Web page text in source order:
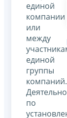
единой
компании
или
между
единой
группы
компаний.
по